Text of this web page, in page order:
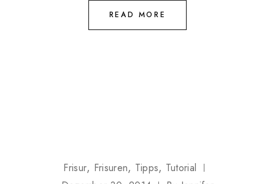
READ MORE
Frisur Frisuren Tipps
Tutorial